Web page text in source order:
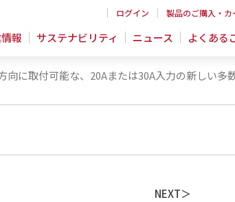
ログイン 製品のご購入・カ
報 サステナビリティ ニュース よくある
に取付可能な、20Aまたは30A入力の新しい多
NEXT